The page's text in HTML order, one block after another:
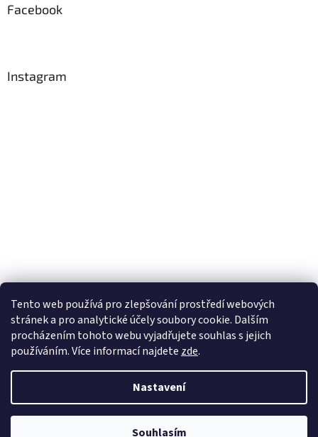
Tento web používá pro zlepšování prostředí webových
stránek a pro analytické účelysoubory cookie. Dalším
procházením tohoto webu vyjadřujete souhlas s jejich
používáním. Více informacínajdete zde.
Nastavení
Souhlasím
Facebook
Instagram
Sledovat na Instagramu
Copyright 2026Pletanky. Všechna práva vyhrazena.